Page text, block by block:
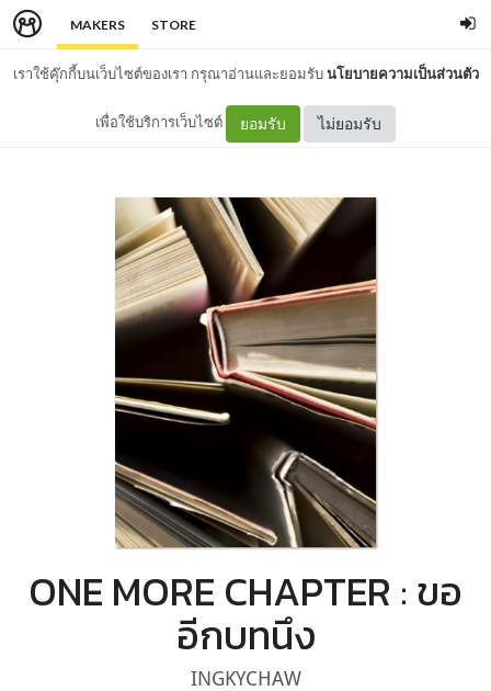
MAKERS STORE
เราใช้คุ๊กกี้บนเว็บไซต์ของเรา กรุณาอ่านและยอมรับนโยบายความเป็นส่วนตัว
เพื่อใช้บริการเว็บไซต์ ยอมรับ ไม่ยอมรับ
ONE MORE CHAPTER : ขอ
อีกบทนึง
INGKYCHAW